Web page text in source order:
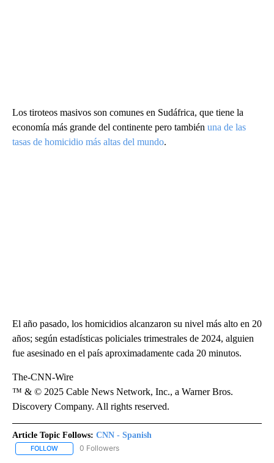
Los tiroteos masivos son comunes en Sudáfrica, que tiene la
economía más grande del continente pero también una de las
tasas de homicidio más altas del mundo.
El año pasado, los homicidios alcanzaron su nivel más alto en 20
años; según estadísticas policiales trimestrales de 2024, alguien
fue asesinado en el país aproximadamente cada 20 minutos.
The-CNN-Wire
™ & © 2025 Cable News Network, Inc., a Warner Bros.
Discovery Company. All rights reserved.
Article Topic Follows: CNN - Spanish
FOLLOW FOLLOW "CNN - SPANISH" TO RECEIVE NOTIFICATIONS ABOUT
0 Followers